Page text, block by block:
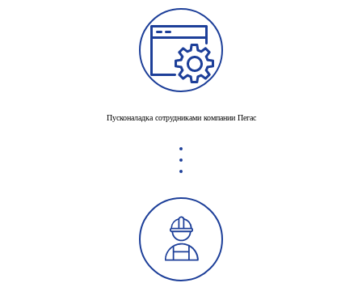
Пусконаладка сотрудниками компании Пегас